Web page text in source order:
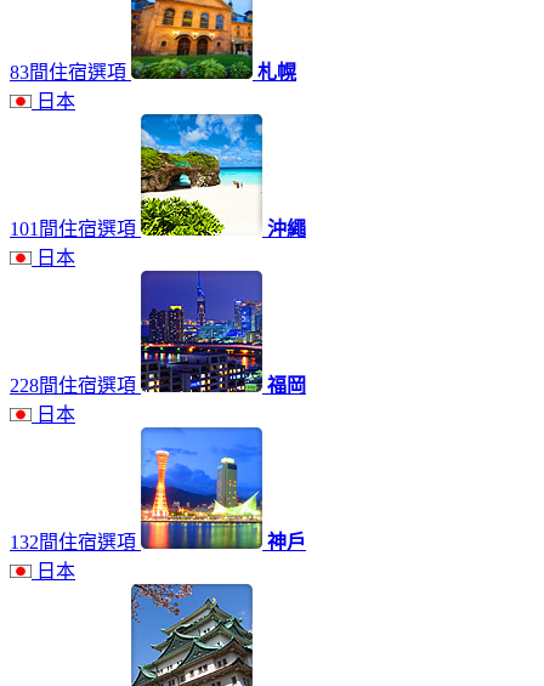
83間住宿選項
札幌
日本
101間住宿選項
沖繩
日本
228間住宿選項
福岡
日本
132間住宿選項
神戶
日本